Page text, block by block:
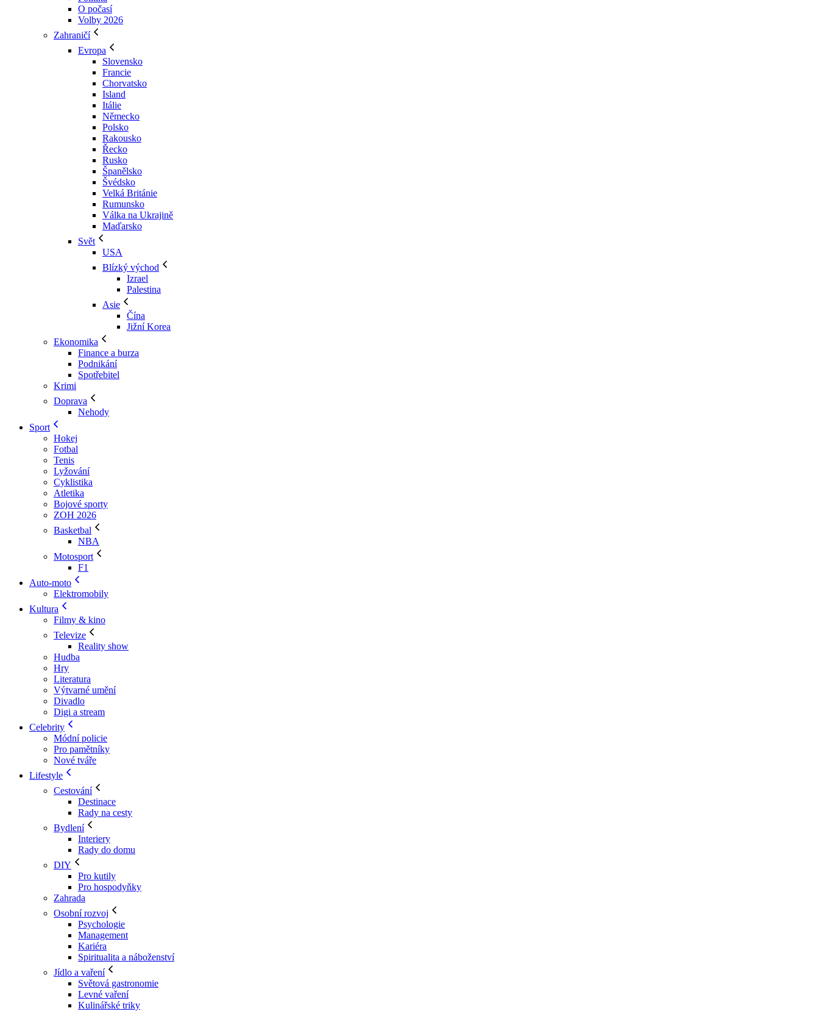
O počasí
Volby 2026
Zahraničí
Evropa
Slovensko
Francie
Chorvatsko
Island
Itálie
Německo
Polsko
Rakousko
Řecko
Rusko
Španělsko
Švédsko
Velká Británie
Rumunsko
Válka na Ukrajině
Maďarsko
Svět
USA
Blízký východ
Izrael
Palestina
Asie
Čína
Jižní Korea
Ekonomika
Finance a burza
Podnikání
Spotřebitel
Krimi
Doprava
Nehody
Sport
Hokej
Fotbal
Tenis
Lyžování
Cyklistika
Atletika
Bojové sporty
ZOH 2026
Basketbal
NBA
Motosport
F1
Auto-moto
Elektromobily
Kultura
Filmy & kino
Televize
Reality show
Hudba
Hry
Literatura
Výtvarné umění
Divadlo
Digi a stream
Celebrity
Módní policie
Pro pamětníky
Nové tváře
Lifestyle
Cestování
Destinace
Rady na cesty
Bydlení
Interiery
Rady do domu
DIY
Pro kutily
Pro hospodyňky
Zahrada
Osobní rozvoj
Psychologie
Management
Kariéra
Spiritualita a náboženství
Jídlo a vaření
Světová gastronomie
Levné vaření
Kulinářské triky